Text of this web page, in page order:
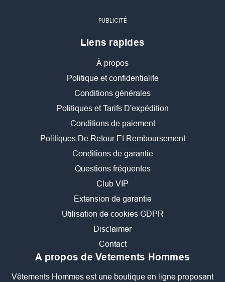
PUBLICITÉ
Liens rapides
À propos
Politique et confidentialite
Conditions générales
Politiques et Tarifs D'expédition
Conditions de paiement
Politiques De Retour Et Remboursement
Conditions de garantie
Questions fréquentes
Club VIP
Extension de garantie
Utilisation de cookies GDPR
Disclaimer
Contact
A propos de Vetements Hommes
Vêtements Hommes est une boutique en ligne proposant